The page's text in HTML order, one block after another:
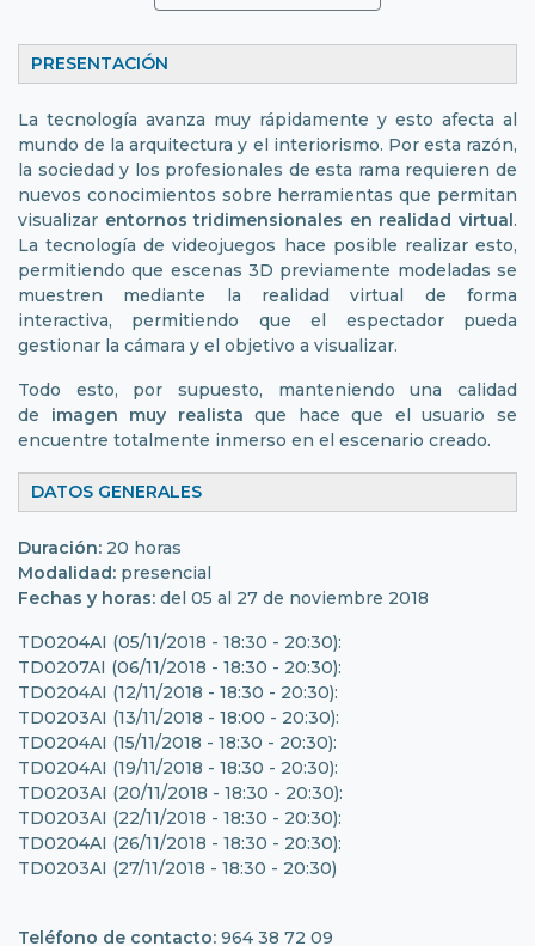
PRESENTACIÓN
La tecnología avanza muy rápidamente y esto afecta al
mundo de la arquitectura y el interiorismo. Por esta razón,
la sociedad y los profesionales de esta rama requieren de
nuevos conocimientos sobre herramientas que permitan
visualizar entornos tridimensionales en realidad virtual.
La tecnología de videojuegos hace posible realizar esto,
permitiendo que escenas 3D previamente modeladas se
muestren mediante la realidad virtual de forma
interactiva, permitiendo que el espectador pueda
gestionar la cámara y el objetivo a visualizar.
Todo esto, por supuesto, manteniendo una calidad
de imagen muy realista que hace que el usuario se
encuentre totalmente inmerso en el escenario creado.
DATOS GENERALES
Duración: 20 horas
Modalidad: presencial
Fechas y horas: del 05 al 27 de noviembre 2018
TD0204AI (05/11/2018 - 18:30 - 20:30):
TD0207AI (06/11/2018 - 18:30 - 20:30):
TD0204AI (12/11/2018 - 18:30 - 20:30):
TD0203AI (13/11/2018 - 18:00 - 20:30):
TD0204AI (15/11/2018 - 18:30 - 20:30):
TD0204AI (19/11/2018 - 18:30 - 20:30):
TD0203AI (20/11/2018 - 18:30 - 20:30):
TD0203AI (22/11/2018 - 18:30 - 20:30):
TD0204AI (26/11/2018 - 18:30 - 20:30):
TD0203AI (27/11/2018 - 18:30 - 20:30)
Teléfono de contacto: 964 38 72 09